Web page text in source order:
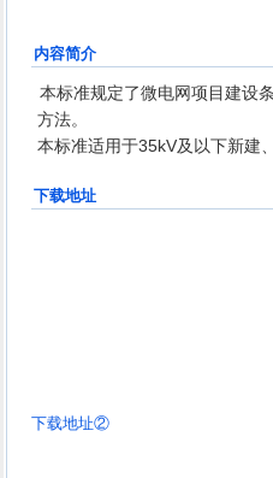
内容简介
本标准规定了微电网项目建设
方法。
本标准适用于35kV及以下新建
下载地址
下载地址②